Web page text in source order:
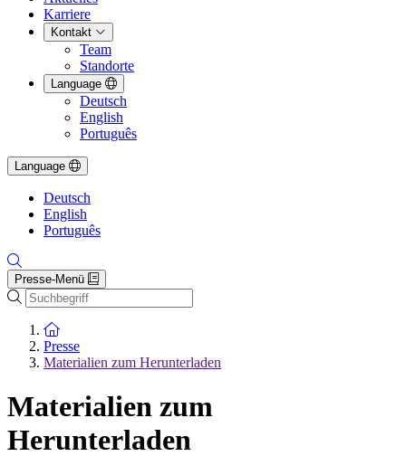
Karriere
Kontakt
Team
Standorte
Language
Deutsch
English
Português
Language
Deutsch
English
Português
Presse-Menü
Suche
Zur Startseite
Presse
Materialien zum Herunterladen
Materialien zum
Herunterladen